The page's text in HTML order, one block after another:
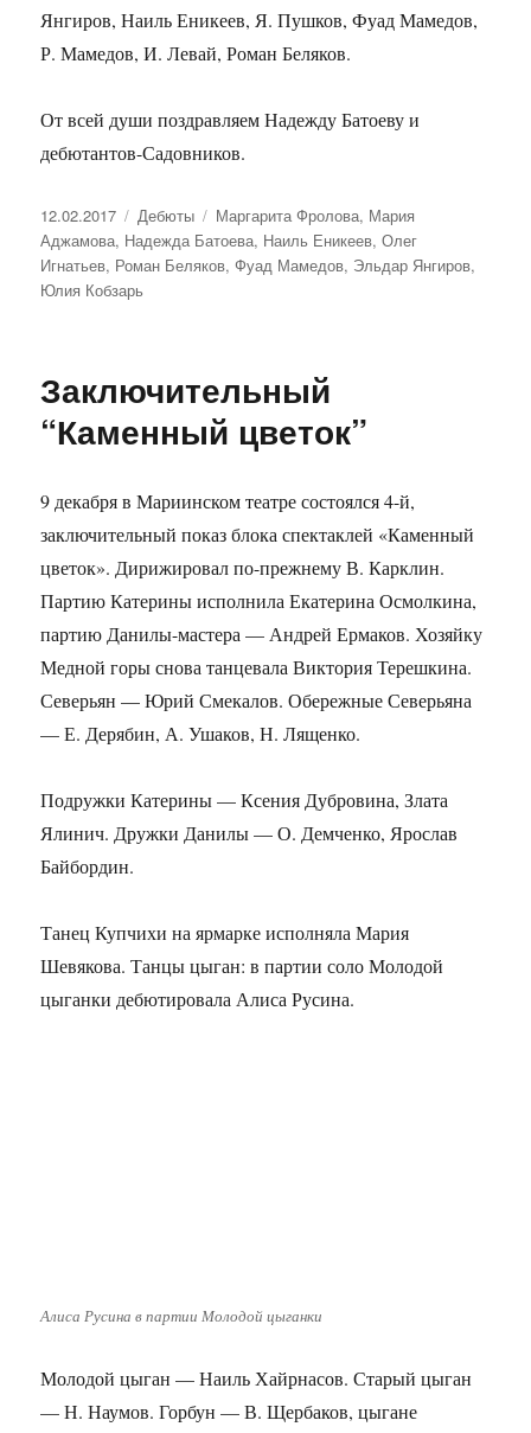
Янгиров, Наиль Еникеев, Я. Пушков, Фуад Мамедов,
Р. Мамедов, И. Левай, Роман Беляков.
От всей души поздравляем Надежду Батоеву и
дебютантов-Садовников.
Опубликовано
12.02.2017 Рубрики
Дебюты Метки
Маргарита Фролова, Мария
Аджамова, Надежда Батоева, Наиль Еникеев,Олег
Игнатьев, Роман Беляков,Фуад Мамедов, Эльдар Янгиров,
Юлия Кобзарь
Заключительный
“Каменный цветок”
9 декабря в Мариинском театре состоялся 4-й,
заключительный показ блока спектаклей «Каменный
цветок». Дирижировал по-прежнему В. Карклин.
Партию Катерины исполнила Екатерина Осмолкина,
партию Данилы-мастера — Андрей Ермаков. Хозяйку
Медной горы снова танцевала Виктория Терешкина.
Северьян — Юрий Смекалов. Обережные Северьяна
— Е. Дерябин, А. Ушаков, Н. Лященко.
Подружки Катерины — Ксения Дубровина, Злата
Ялинич. Дружки Данилы — О. Демченко, Ярослав
Байбордин.
Танец Купчихи на ярмарке исполняла Мария
Шевякова. Танцы цыган: в партии соло Молодой
цыганки дебютировала Алиса Русина.
Алиса Русина в партии Молодой цыганки
Молодой цыган — Наиль Хайрнасов. Старый цыган
— Н. Наумов. Горбун — В. Щербаков, цыгане